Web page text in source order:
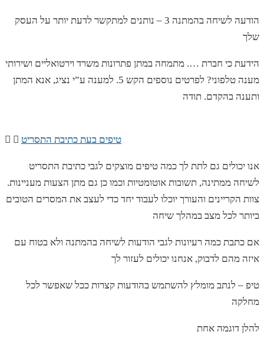
הודעה לשיחה בהמתנה 3 – נותנים למתקשר לדעת יותר על העסק
שלך
הידעת כי חברת …. מתמחה במתן פתרונות משרד וירטואליים ושירותי
מענה טלפוני? לפרטים נוספים הקש 5. למענה ע”י נציג, אנא המתן
ותענה בהקדם. תודה
טיפים בעת כתיבת התסריט
אנו יכולים גם לתת לך כמה טיפים מוצקים לגבי כתיבת התסריט
לשיחה ממתינה, תשובות אוטומטיות וכמו כן גם מתן הצעות מעניינות.
צוות הקריינים והעורך יוכלו לעבוד יחד כדי לעצב את המסרים הטובים
ביותר לכל מצב במהלך שיחה
אם כתבת כמה רעיונות לגבי הודעות לשיחה בהמתנה ולא בטוח עם
איזה מהם לדבוק, אנחנו יכולים לעזור לך
טיפ – לנתב מומלץ להשתמש בהודעות קצרות ככל שאפשר לכל
מחלקה
להלן דוגמה אחת